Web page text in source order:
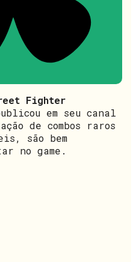
Fighter
em seu canal
de combos raros
são bem
no game.